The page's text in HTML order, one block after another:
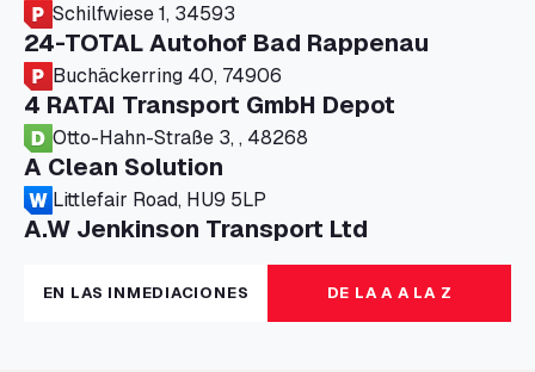
Schilfwiese 1, 34593
24-TOTAL Autohof Bad Rappenau
Buchäckerring 40, 74906
4 RATAI Transport GmbH Depot
Otto-Hahn-Straße 3, , 48268
A Clean Solution
Littlefair Road, HU9 5LP
A.W Jenkinson Transport Ltd
Progress House, ME11 5GA
A+G Nettetal - Depot Parking
Am Panneschopp 7, 41334
EN LAS INMEDIACIONES DE LA A A LA Z